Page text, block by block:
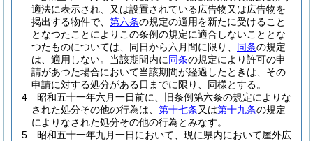
適法に表示され、又は設置されている広告物又は広告物を
掲出する物件で、 第六条の規定の適用を新たに受けること
となつたことによりこの条例の規定に適合しないこととな
つたものについては、同日から六月間に限り、 同条の規定
は、適用しない。 当該期間内に同条の規定により許可の申
請があつた場合において当該期間が経過したときは、その
申請に対する処分がある日までに限り、同様とする。
4
昭和五十一年六月一日前に、旧条例第六条の規定によりな
された処分その他の行為は、 第十七条又は第十九条の規定
によりなされた処分その他の行為とみなす。
5
昭和五十一年九月一日において、現に県内において屋外広